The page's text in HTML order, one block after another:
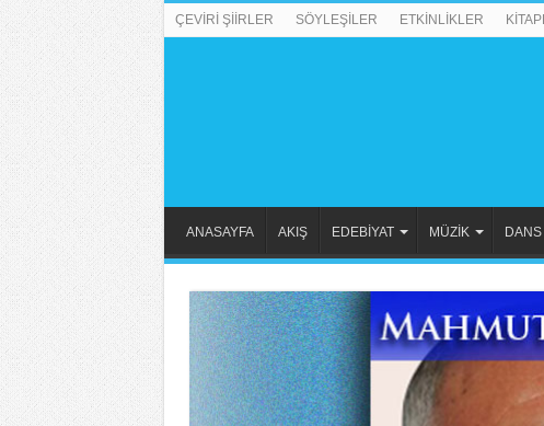
ÇEVİRİ ŞİİRLER SÖYLEŞİLER ETKİNLİKLER
ANASAYFA AKIŞ EDEBİYAT MÜZİK DANS